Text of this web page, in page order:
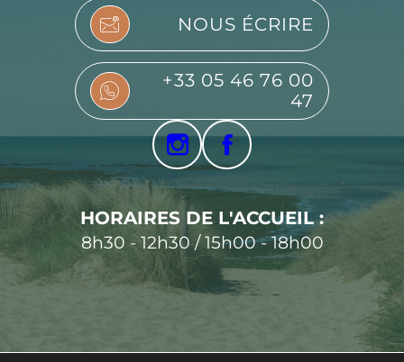
NOUS ÉCRIRE
+33 05 46 76 00
47
HORAIRES DE L'ACCUEIL :
8h30 - 12h30 / 15h00 - 18h00